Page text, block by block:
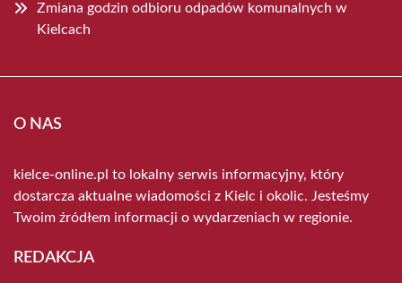
Zmiana godzin odbioru odpadów komunalnych w
Kielcach
O NAS
kielce-online.pl to lokalny serwis informacyjny, który
dostarcza aktualne wiadomości z Kielc i okolic. Jesteśmy
Twoim źródłem informacji o wydarzeniach w regionie.
REDAKCJA